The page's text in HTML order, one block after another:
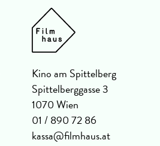
Kino am Spittelberg
Spittelberggasse 3
1070 Wien
01 / 890 72 86
kassa@filmhaus.at